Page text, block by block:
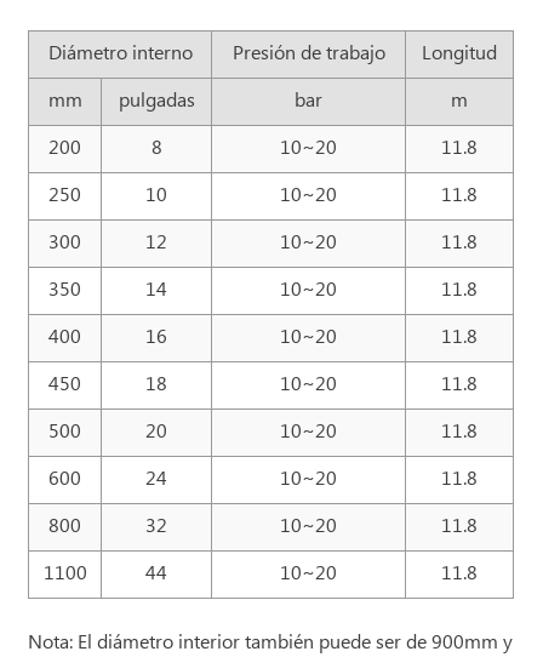
Diámetro interno Presión de trabajo
Longitud
mm
pulgadas bar
m
200
8 10~20
11.8
250
10 10~20
11.8
300
12 10~20
11.8
350
14 10~20
11.8
400
16 10~20
11.8
450
18 10~20
11.8
500
20 10~20
11.8
600
24 10~20
11.8
800
32 10~20
11.8
1100
44 10~20 11.8
Nota: El diámetro interior también puede ser de 900mm y